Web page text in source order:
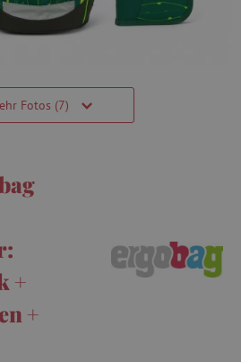
Fotos (7)
+
+